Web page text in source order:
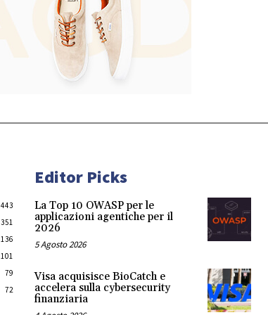
443
351
136
101
79
72
Editor Picks
La Top 10 OWASP per le
applicazioni agentiche per il
2026
5 Agosto 2026
Visa acquisisce BioCatch e
accelera sulla cybersecurity
finanziaria